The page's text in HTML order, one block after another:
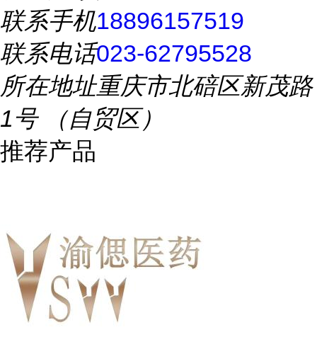
联系手机18896157519
联系电话023-62795528
所在地址重庆市北碚区新茂路
1号 （自贸区）
推荐产品